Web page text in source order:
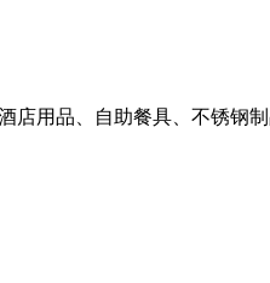
店用品、自助餐具、不锈钢